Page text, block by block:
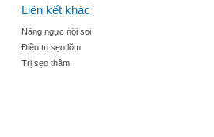
Liên kết khác
Nâng ngực nội soi
Điều trị sẹo lõm
Trị sẹo thâm